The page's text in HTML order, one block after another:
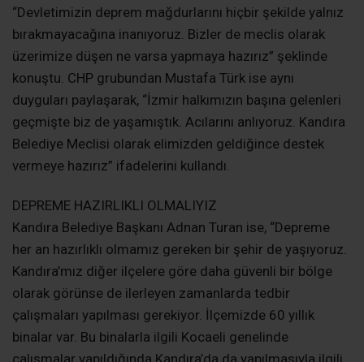
“Devletimizin deprem mağdurlarını hiçbir şekilde yalnız
bırakmayacağına inanıyoruz. Bizler de meclis olarak
üzerimize düşen ne varsa yapmaya hazırız” şeklinde
konuştu. CHP grubundan Mustafa Türk ise aynı
duyguları paylaşarak, “İzmir halkımızın başına gelenleri
geçmişte biz de yaşamıştık. Acılarını anlıyoruz. Kandıra
Belediye Meclisi olarak elimizden geldiğince destek
vermeye hazırız” ifadelerini kullandı.
DEPREME HAZIRLIKLI OLMALIYIZ
Kandıra Belediye Başkanı Adnan Turan ise, “Depreme
her an hazırlıklı olmamız gereken bir şehir de yaşıyoruz.
Kandıra’mız diğer ilçelere göre daha güvenli bir bölge
olarak görünse de ilerleyen zamanlarda tedbir
çalışmaları yapılması gerekiyor. İlçemizde 60 yıllık
binalar var. Bu binalarla ilgili Kocaeli genelinde
çalışmalar yapıldığında Kandıra’da da yapılmasıyla ilgili